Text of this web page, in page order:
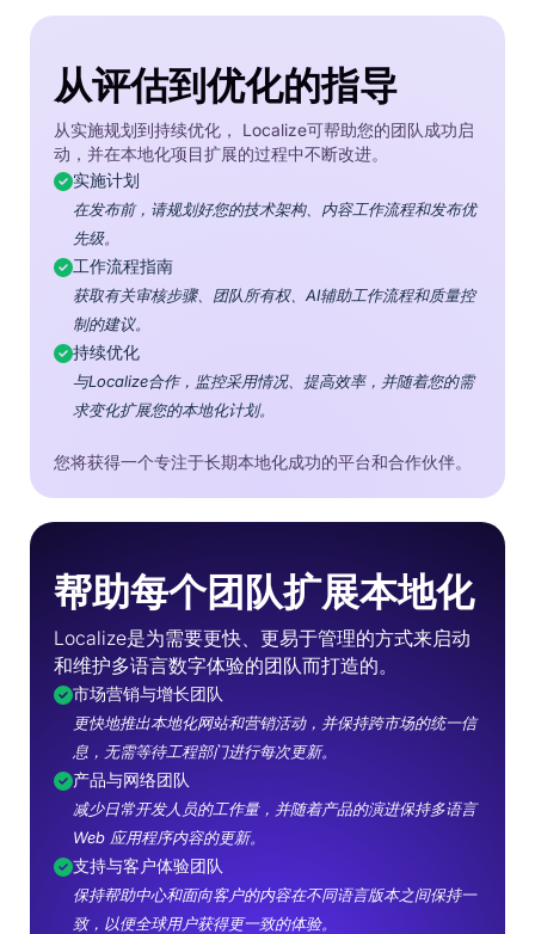
从评估到优化的指导
从实施规划到持续优化， Localize可帮助您的团队成功启
动，并在本地化项目扩展的过程中不断改进。
实施计划
在发布前，请规划好您的技术架构、内容工作流程和发布优
先级。
工作流程指南
获取有关审核步骤、团队所有权、AI辅助工作流程和质量控
制的建议。
持续优化
与Localize合作，监控采用情况、提高效率，并随着您的需
求变化扩展您的本地化计划。
您将获得一个专注于长期本地化成功的平台和合作伙伴。
帮助每个团队扩展本地化
Localize是为需要更快、更易于管理的方式来启动
和维护多语言数字体验的团队而打造的。
市场营销与增长团队
更快地推出本地化网站和营销活动，并保持跨市场的统一信
息，无需等待工程部门进行每次更新。
产品与网络团队
减少日常开发人员的工作量，并随着产品的演进保持多语言
Web 应用程序内容的更新。
支持与客户体验团队
保持帮助中心和面向客户的内容在不同语言版本之间保持一
致，以便全球用户获得更一致的体验。